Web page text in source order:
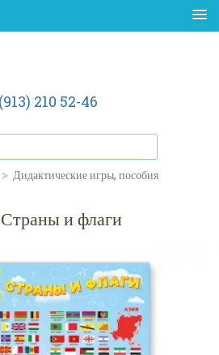
210 52-46
> Дидактические игры, пособия
Страны и флаги